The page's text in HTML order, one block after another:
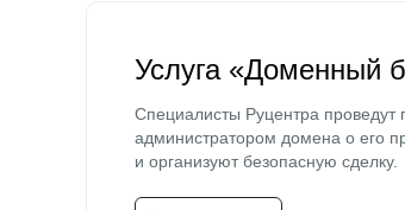
Услуга «Доменный
Специалисты Руцентра проведут
администратором домена о его
и организуют безопасную сделку.